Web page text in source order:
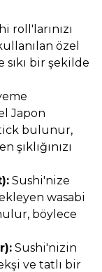
roll'larınızı
özel
sıkı bir şekilde
Japon
bulunur,
Sushi'nize
wasabi
böylece
Sushi'nizin
ve tatlı bir